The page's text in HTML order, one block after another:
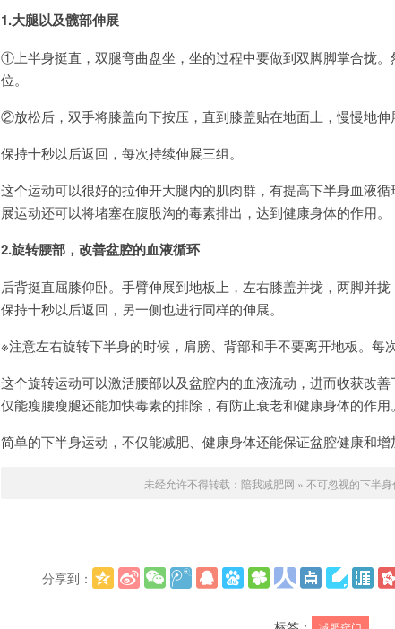
1.大腿以及髋部伸展
①上半身挺直，双腿弯曲盘坐，坐的过程中要做到双脚脚掌合拢
位。
②放松后，双手将膝盖向下按压，直到膝盖贴在地面上，慢慢地伸
保持十秒以后返回，每次持续伸展三组。
这个运动可以很好的拉伸开大腿内的肌肉群，有提高下半身血液
展运动还可以将堵塞在腹股沟的毒素排出，达到健康身体的作用。
2.旋转腰部，改善盆腔的血液循环
后背挺直屈膝仰卧。手臂伸展到地板上，左右膝盖并拢，两脚并
保持十秒以后返回，另一侧也进行同样的伸展。
※注意左右旋转下半身的时候，肩膀、背部和手不要离开地板。每
这个旋转运动可以激活腰部以及盆腔内的血液流动，进而收获改
仅能瘦腰瘦腿还能加快毒素的排除，有防止衰老和健康身体的作用。
简单的下半身运动，不仅能减肥、健康身体还能保证盆腔健康和增
未经允许不得转载： 陪我减肥网 » 不可忽视的下半
分享到：